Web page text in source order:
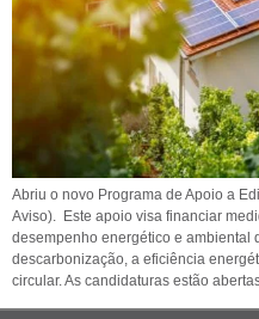
Abriu o novo Programa de Apoio a
Aviso). Este apoio visa financiar
desempenho energético e ambiental
descarbonização, a eficiência
circular. As candidaturas estão